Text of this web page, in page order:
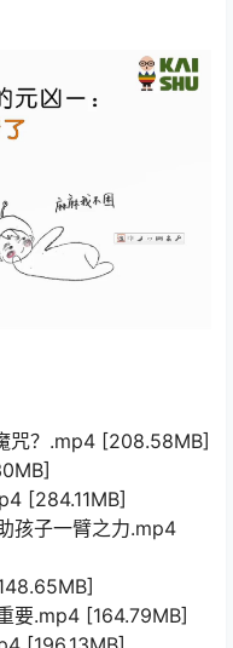
咒？.mp4 [208.58MB]
[284.11MB]
孩子一臂之力.mp4
要.mp4 [164.79MB]